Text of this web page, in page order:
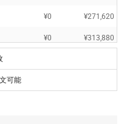
¥0 ¥271,620
¥0 ¥313,880
可能